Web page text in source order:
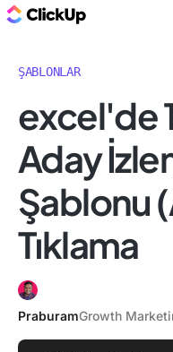
ŞABLONLAR
excel'de
Aday
Şablonu
Tıklama
PraburamGrowth